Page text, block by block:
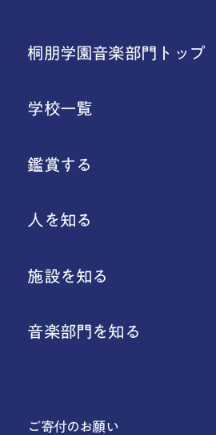
桐朋学園音楽部門トップ
学校一覧
鑑賞する
人を知る
施設を知る
音楽部門を知る
ご寄付のお願い